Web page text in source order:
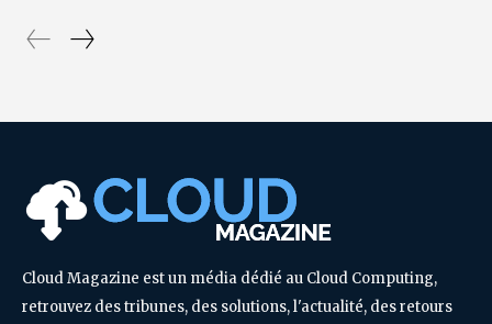
Cloud Magazine est un média dédié au Cloud Computing,
retrouvez des tribunes, des solutions, l'actualité, des retours